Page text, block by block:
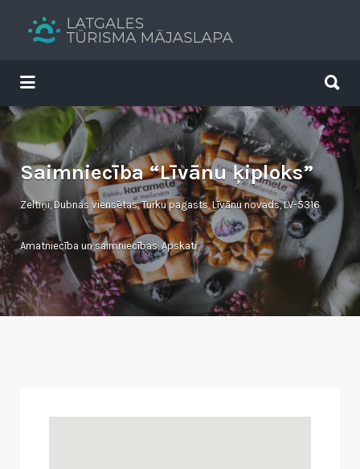
Tavs brīvdienu ceļvedis
Search
for:
for:
Saimniecība “Līvānu ķiploks”
Zeltiņi, Dubnas viensētas, Turku pagasts, Līvānu novads, LV-5316
Amatniecība un saimniecības,Apskati